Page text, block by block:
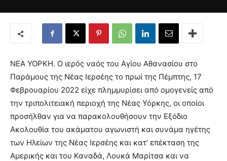
ΝΕΑ ΥΟΡΚΗ. Ο ιερός ναός του Αγίου Αθανασίου στο
Παράμους της Νέας Ιερσέης το πρωί της Πέμπτης, 17
Φεβρουαρίου 2022 είχε πλημμυρίσει από ομογενείς από
την τριπολιτειακή περιοχή της Νέας Υόρκης, οι οποίοι
προσήλθαν για να παρακολουθήσουν την Εξόδιο
Ακολουθία του ακάματου αγωνιστή και συνάμα ηγέτης
των Ηλείων της Νέας Ιερσέης και κατ’ επέκταση της
Αμερικής και του Καναδά, Λουκά Μαρίτσα και να